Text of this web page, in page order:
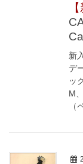
【新入
新
デ
ッ
M